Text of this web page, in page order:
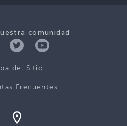
comunidad
del Sitio
Frecuentes